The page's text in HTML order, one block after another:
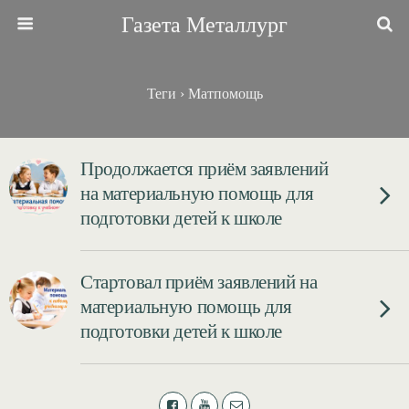
Газета Металлург
Теги › Матпомощь
Продолжается приём заявлений
на материальную помощь для
подготовки детей к школе
Стартовал приём заявлений на
материальную помощь для
подготовки детей к школе